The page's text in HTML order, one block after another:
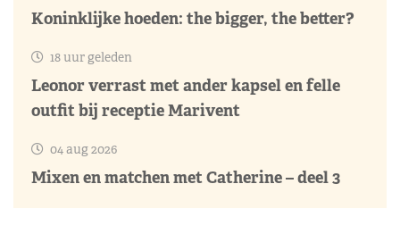
Koninklijke hoeden: the bigger, the better?
18 uur geleden
Leonor verrast met ander kapsel en felle
outfit bij receptie Marivent
04 aug 2026
Mixen en matchen met Catherine – deel 3